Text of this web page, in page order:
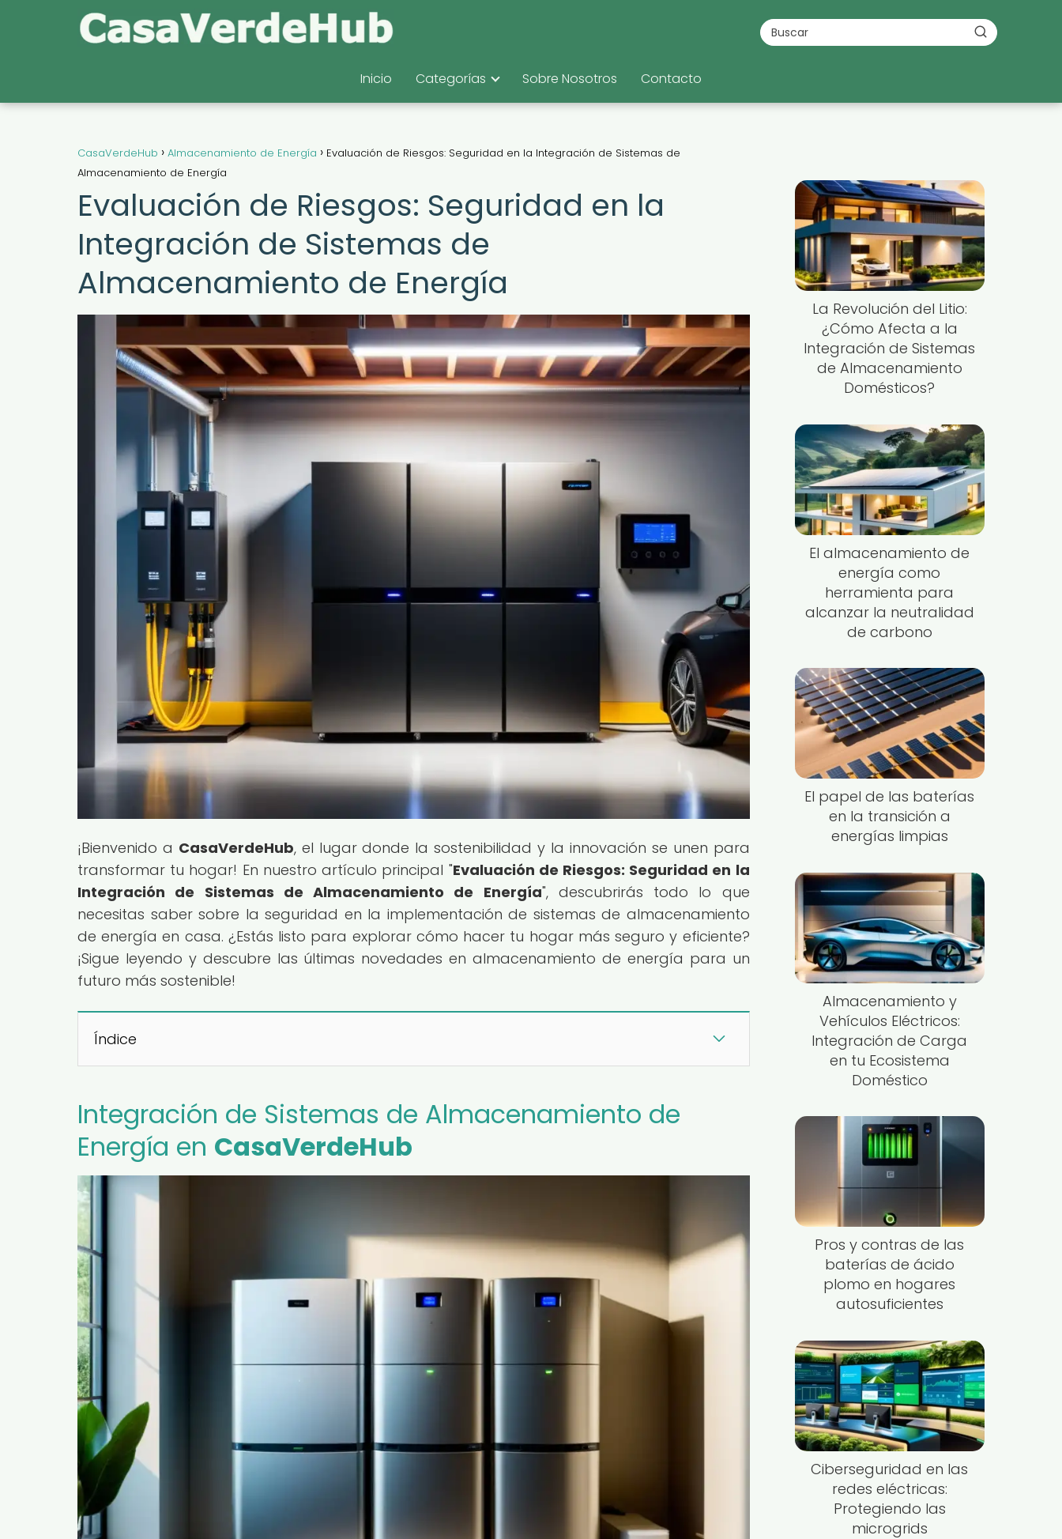
Inicio Categorías Sobre Nosotros Contacto
CasaVerdeHub Almacenamiento de Energía
Evaluación de Riesgos: Seguridad en la Integración de Sistemas de
Almacenamiento de Energía
Evaluación de Riesgos: Seguridad en la
Integración de Sistemas de
Almacenamiento de Energía
¡Bienvenido a CasaVerdeHub, el lugar donde la sostenibilidad y la innovación se unen para
transformar tu hogar! En nuestro artículo principal "Evaluación de Riesgos: Seguridad en la
Integración de Sistemas de Almacenamiento de Energía", descubrirás todo lo que
necesitas saber sobre la seguridad en la implementación de sistemas de almacenamiento
de energía en casa. ¿Estás listo para explorar cómo hacer tu hogar más seguro y eficiente?
¡Sigue leyendo y descubre las últimas novedades en almacenamiento de energía para un
futuro más sostenible!
Índice
Integración de Sistemas de Almacenamiento de
Energía en CasaVerdeHub
La Revolución del Litio:
¿Cómo Afecta a la
Integración de Sistemas
de Almacenamiento
Domésticos?
El almacenamiento de
energía como
herramienta para
alcanzar la neutralidad
de carbono
El papel de las baterías
en la transición a
energías limpias
Almacenamiento y
Vehículos Eléctricos:
Integración de Carga
en tu Ecosistema
Doméstico
Pros y contras de las
baterías de ácido
plomo en hogares
autosuficientes
Ciberseguridad en las
redes eléctricas:
Protegiendo las
microgrids